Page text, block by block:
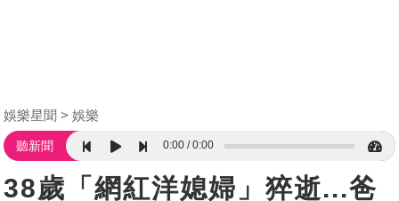
娛樂星聞 娛樂
聽新聞 0:00 0:00
38歲「網紅洋媳婦」猝逝...爸